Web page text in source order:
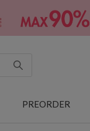
PREORDER